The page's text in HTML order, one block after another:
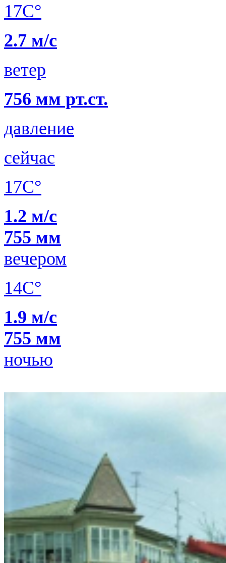
17C°
2.7 м/с
ветер
756 мм рт.ст.
давление
сейчас
17C°
1.2 м/с
755 мм
вечером
14C°
1.9 м/с
755 мм
ночью